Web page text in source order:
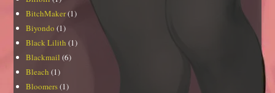
BitchMaker(1)
Biyondo (1)
Black Lilith (1)
Blackmail (6)
Bleach (1)
Bloomers(1)